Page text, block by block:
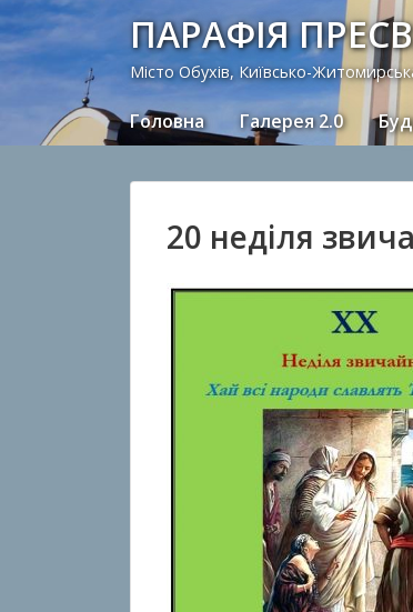
ПАРАФІЯ
Місто Обухів, Київсько-
Головна Галерея 2.0
20 неділя